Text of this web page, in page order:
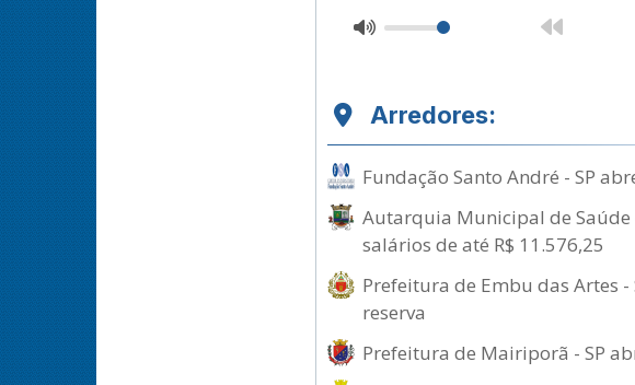
Arredores:
Fundação Santo André - SP
Autarquia Municipal de Saúde
salários de até R$ 11.576,25
Prefeitura de Embu das Artes
reserva
Prefeitura de Mairiporã - SP